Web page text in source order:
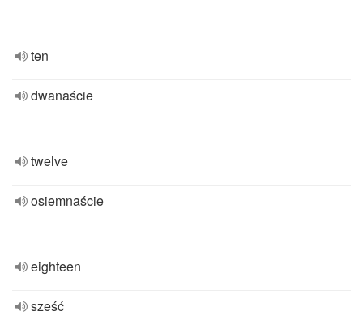
ten
dwanaście
twelve
osiemnaście
eighteen
sześć